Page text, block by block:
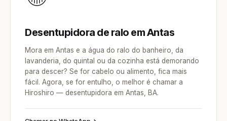
Desentupidora de ralo em Antas
Mora em Antas e a água do ralo do banheiro, da
lavanderia, do quintal ou da cozinha está demorando
para descer? Se for cabelo ou alimento, fica mais
fácil. Agora, se for entulho, o melhor é chamar a
Hiroshiro — desentupidora em Antas, BA.